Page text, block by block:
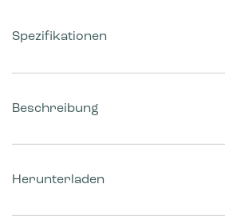
Beschreibung
Herunterladen
Spezifikationen